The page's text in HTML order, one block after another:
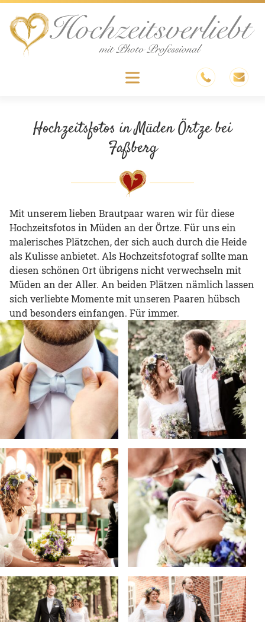
Skip
content
Menu
Hochzeitsfotos in Müden Örtze bei
Faßberg
Mit unserem lieben Brautpaar waren wir für diese
Hochzeitsfotos in Müden an der Örtze. Für uns ein
malerisches Plätzchen, der sich auch durch die Heide
als Kulisse anbietet. Als Hochzeitsfotograf sollte man
diesen schönen Ort übrigens nicht verwechseln mit
Müden an der Aller. An beiden Plätzen nämlich lassen
sich verliebte Momente mit unseren Paaren hübsch
und besonders einfangen. Für immer.